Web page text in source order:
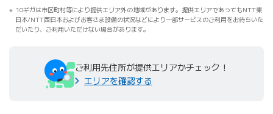
10ギガは市区町村等により提供エリア外の地域があります。提供エリアであってもNTT東
日本/NTT西日本およびお客さま設備の状況などにより一部サービスのご利用をお待ちいた
だいたり、ご利用いただけない場合があります。
ご利用先住所が提供エリアかチェック！
エリアを確認する